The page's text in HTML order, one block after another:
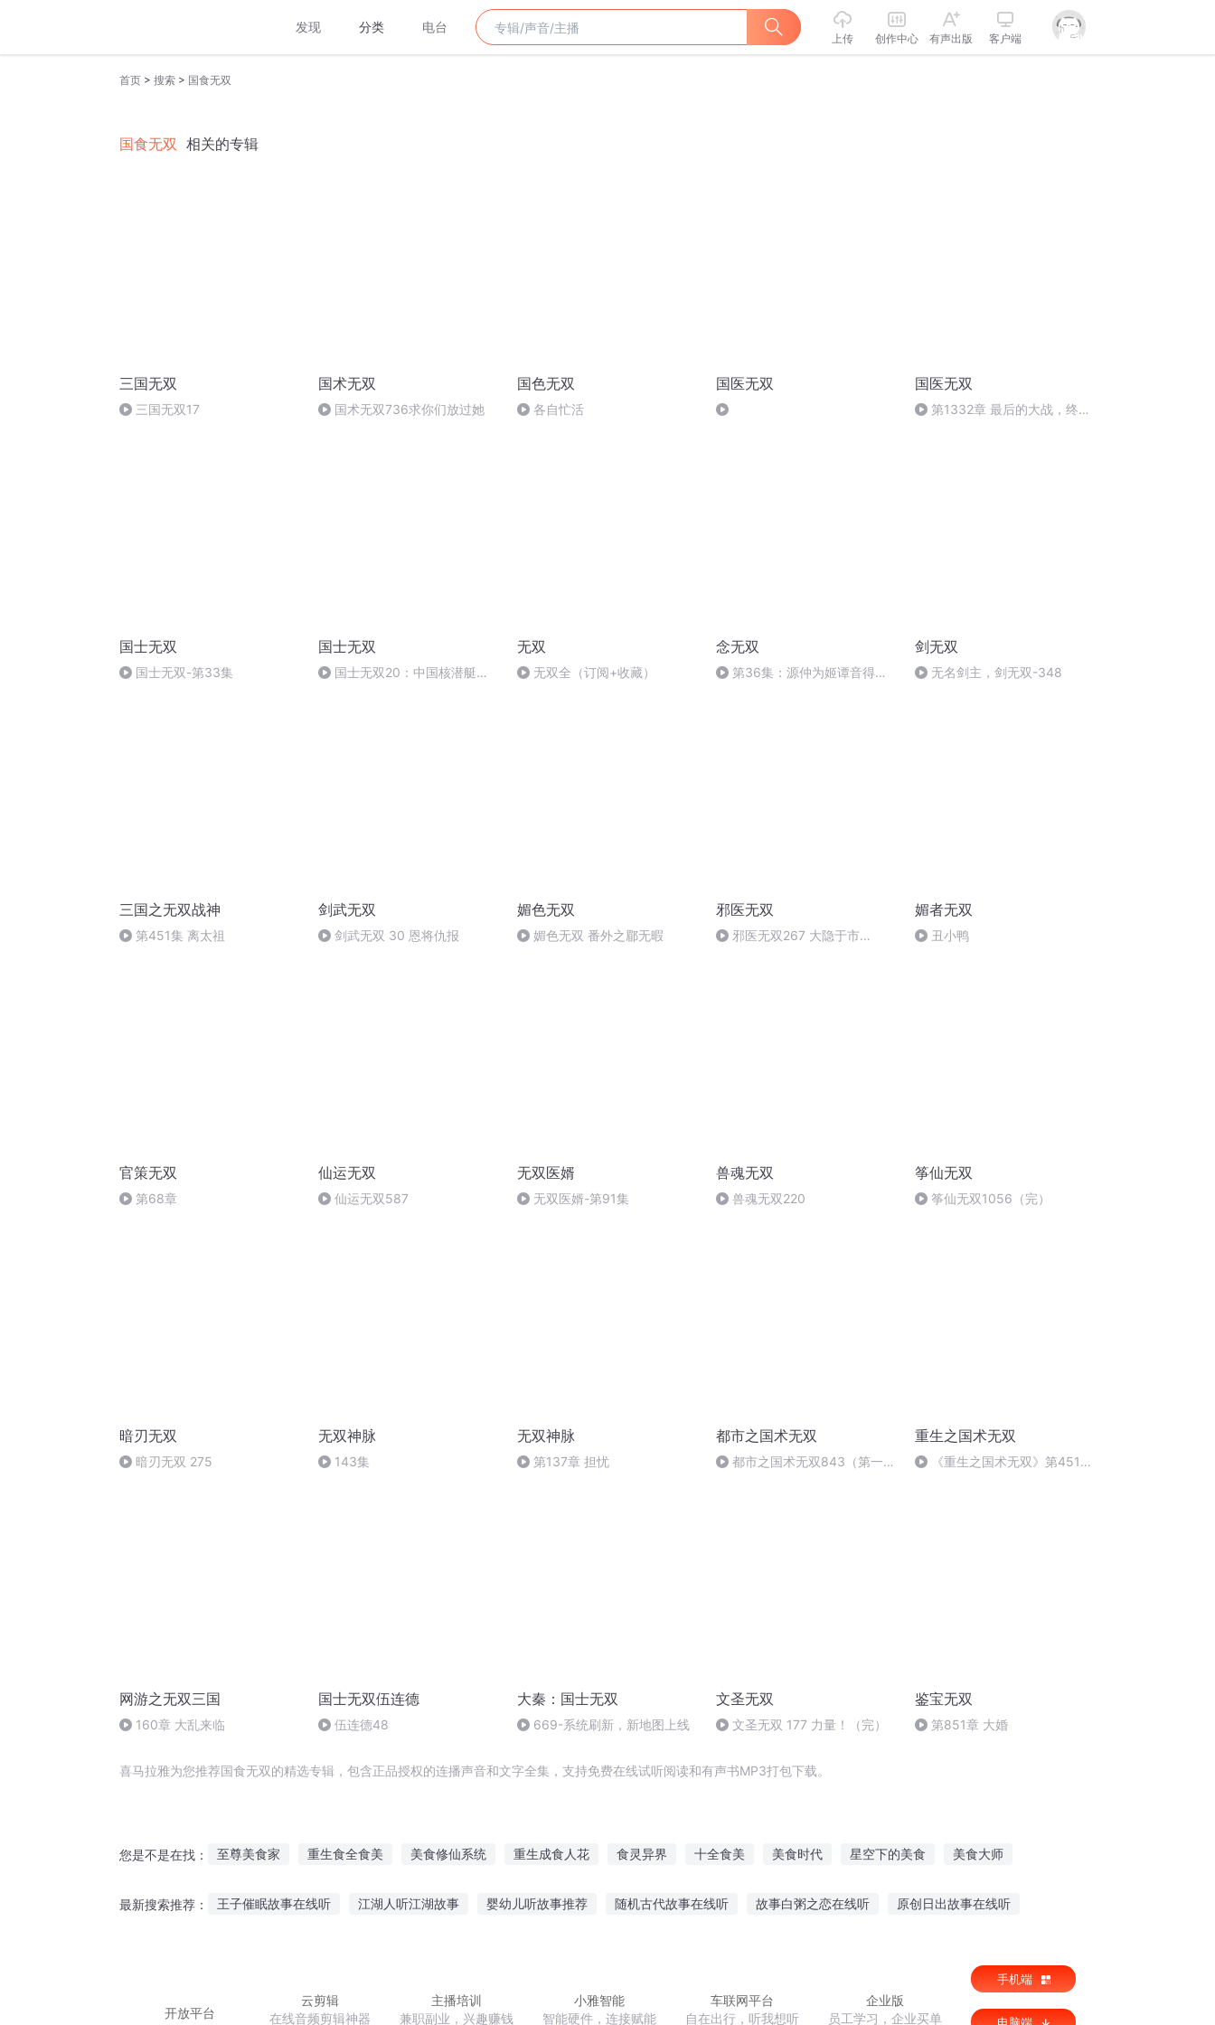
发现 分类 电台
上传 创作中心 有声出版 客户端
首页 > 搜索 > 国食无双
国食无双 相关的专辑
三国无双
三国无双17
国术无双
国术无双736求你们放过她
国色无双
各自忙活
国医无双 国医无双
第1332章 最后的大战，终
国士无双
国士无双-第33集
国士无双
国士无双20：中国核潜艇之
无双
无双全（订阅+收藏）
念无双
第36集：源仲为姬谭音得道
剑无双
无名剑主，剑无双-348
三国之无双战神
第451集 离太祖
剑武无双
剑武无双 30 恩将仇报
媚色无双
媚色无双 番外之郿无暇
邪医无双
邪医无双267 大隐于市
媚者无双
丑小鸭
官策无双
第68章
仙运无双
仙运无双587
无双医婿
无双医婿-第91集
兽魂无双
兽魂无双220
筝仙无双
筝仙无双1056（完）
暗刃无双
暗刃无双 275
无双神脉
143集
无双神脉
第137章 担忧
都市之国术无双
都市之国术无双843（第一季
重生之国术无双
《重生之国术无双》第451集
网游之无双三国
160章 大乱来临
国士无双伍连德
伍连德48
大秦：国士无双
669-系统刷新，新地图上线
文圣无双
文圣无双 177 力量！（完）
鉴宝无双
第851章 大婚
喜马拉雅为您推荐国食无双的精选专辑，包含正品授权的连播声音和文字全集，支持免费在线试听阅读和有声书MP3打包下载。
您是不是在找： 至尊美食家 重生食全食美 美食修仙系统 重生成食人花 食灵异界 十全食美 美食时代 星空下的美食 美食大师
最新搜索推荐： 王子催眠故事在线听 江湖人听江湖故事 婴幼儿听故事推荐 随机古代故事在线听 故事白粥之恋在线听 原创日出故事在线听
开放平台
云剪辑
在线音频剪辑神器
主播培训
兼职副业，兴趣赚钱
小雅智能
智能硬件，连接赋能
车联网平台
自在出行，听我想听
企业版
员工学习，企业买单
手机端